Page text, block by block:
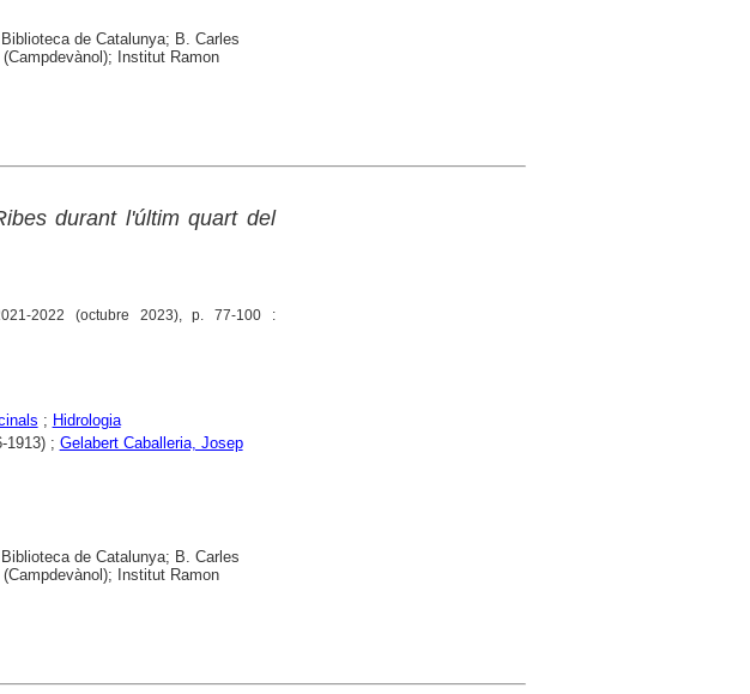
de Catalunya; B. Carles
Institut Ramon
durant l'últim quart del
2022 (octubre 2023), p. 77-100 :
; Hidrologia
1913) ; Gelabert Caballeria, Josep
de Catalunya; B. Carles
Institut Ramon